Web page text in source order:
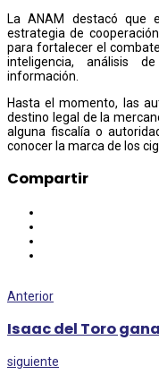
La ANAM destacó que
estrategia de
para fortalecer el
inteligencia, análisis
información.
Hasta el momento, las
destino legal de la
alguna fiscalía o
conocer la marca de los
Compartir
Anterior
Isaac del Toro
siguiente